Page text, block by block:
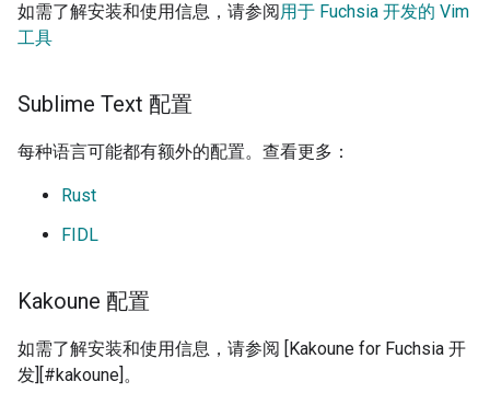
如需了解安装和使用信息，请参阅用于 Fuchsia 开发的 Vim
工具
Sublime Text 配置
每种语言可能都有额外的配置。查看更多：
Rust
FIDL
Kakoune 配置
如需了解安装和使用信息，请参阅 [Kakoune for Fuchsia 开
发][#kakoune]。